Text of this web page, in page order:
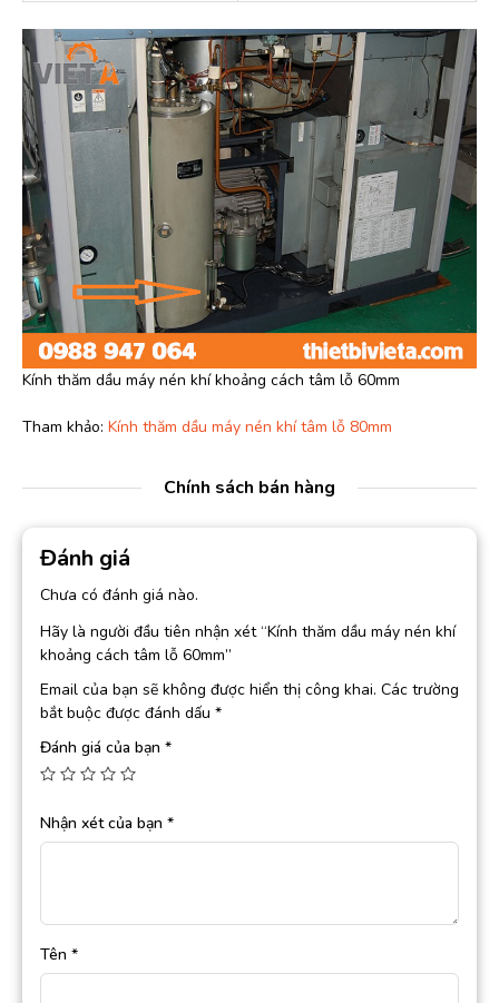
Kính thăm dầu máy nén khí khoảng cách tâm lỗ 60mm
Tham khảo: Kính thăm dầu máy nén khí tâm lỗ 80mm
Chính sách bán hàng
Đánh giá
Chưa có đánh giá nào.
Hãy là người đầu tiên nhận xét “Kính thăm dầu máy nén khí
khoảng cách tâm lỗ 60mm”
Email của bạn sẽ không được hiển thị công khai. Các trường
bắt buộc được đánh dấu *
Đánh giá của bạn *
Nhận xét của bạn *
Tên *